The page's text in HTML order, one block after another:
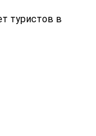
туристов в